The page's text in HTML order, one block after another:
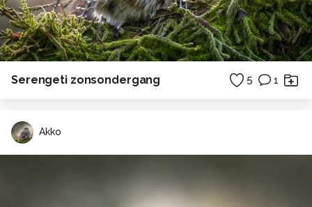
Serengeti zonsondergang 5 1
Akko